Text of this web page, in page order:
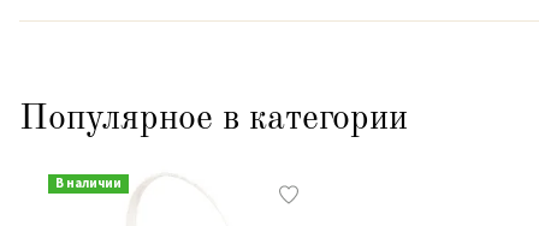
Популярное в категории
В наличии